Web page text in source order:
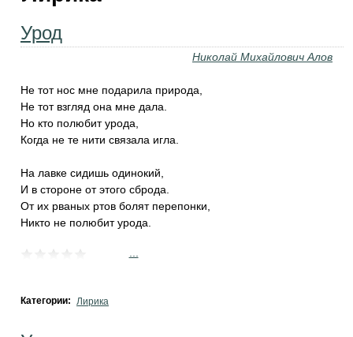
Урод
Николай Михайлович Алов
Не тот нос мне подарила природа,
Не тот взгляд она мне дала.
Но кто полюбит урода,
Когда не те нити связала игла.
На лавке сидишь одинокий,
И в стороне от этого сброда.
От их рваных ртов болят перепонки,
Никто не полюбит урода.
Категории: Лирика